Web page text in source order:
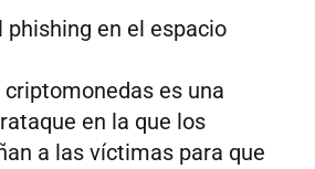
phishing en el espacio
criptomonedas es una
en la que los
a las víctimas para que